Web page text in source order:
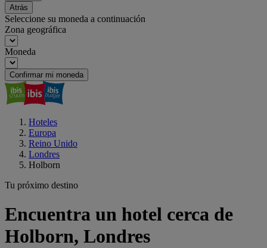
Atrás
Seleccione su moneda a continuación
Zona geográfica
Moneda
Confirmar mi moneda
Hoteles
Europa
Reino Unido
Londres
Holborn
Tu próximo destino
Encuentra un hotel cerca de
Holborn, Londres